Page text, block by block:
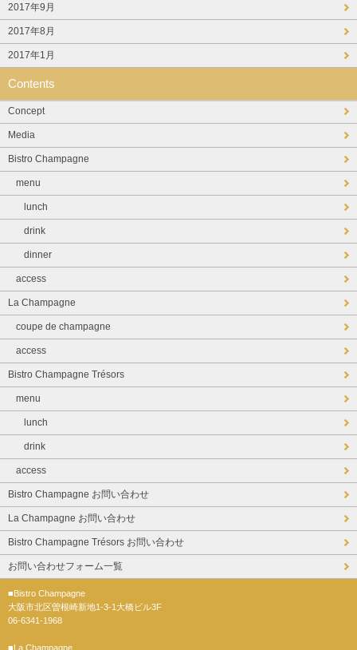
2017年9月
2017年8月
2017年1月
Contents
Concept
Media
Bistro Champagne
menu
lunch
drink
dinner
access
La Champagne
coupe de champagne
access
Bistro Champagne Trésors
menu
lunch
drink
access
Bistro Champagne お問い合わせ
La Champagne お問い合わせ
Bistro Champagne Trésors お問い合わせ
お問い合わせフォーム一覧
■Bistro Champagne
大阪市北区曽根崎新地1-3-1大橋ビル3F
06-6341-1968
■La Champagne